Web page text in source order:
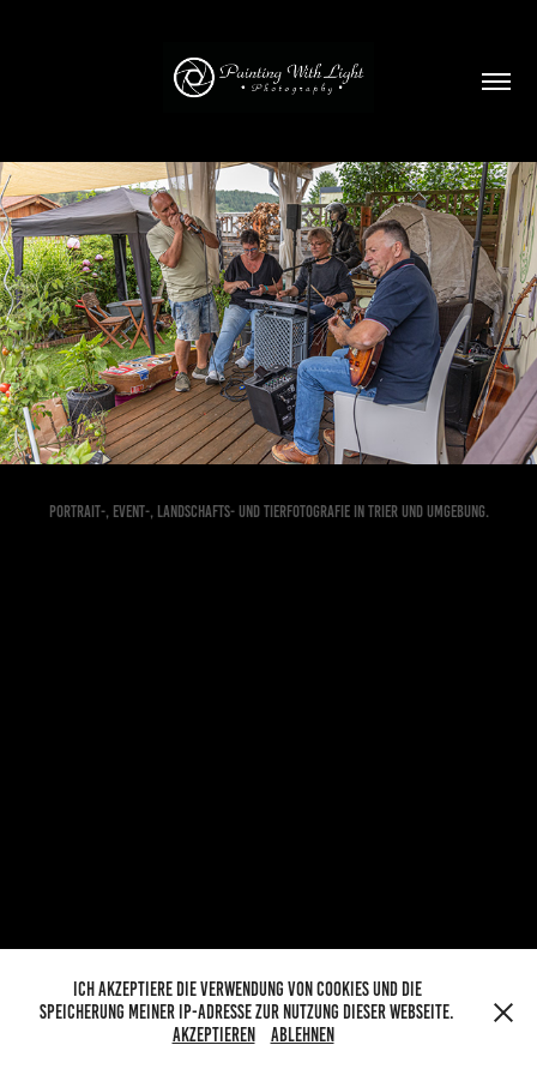
GARTENPARTY 60. GEBURTSTAG WOLLI PRINZ
Portrait-, Event-, Landschafts- und Tierfotografie in Trier und Umgebung.
Ich akzeptiere die Verwendung von Cookies und die
Speicherung meiner IP-Adresse zur Nutzung dieser Webseite.
Akzeptieren
Ablehnen